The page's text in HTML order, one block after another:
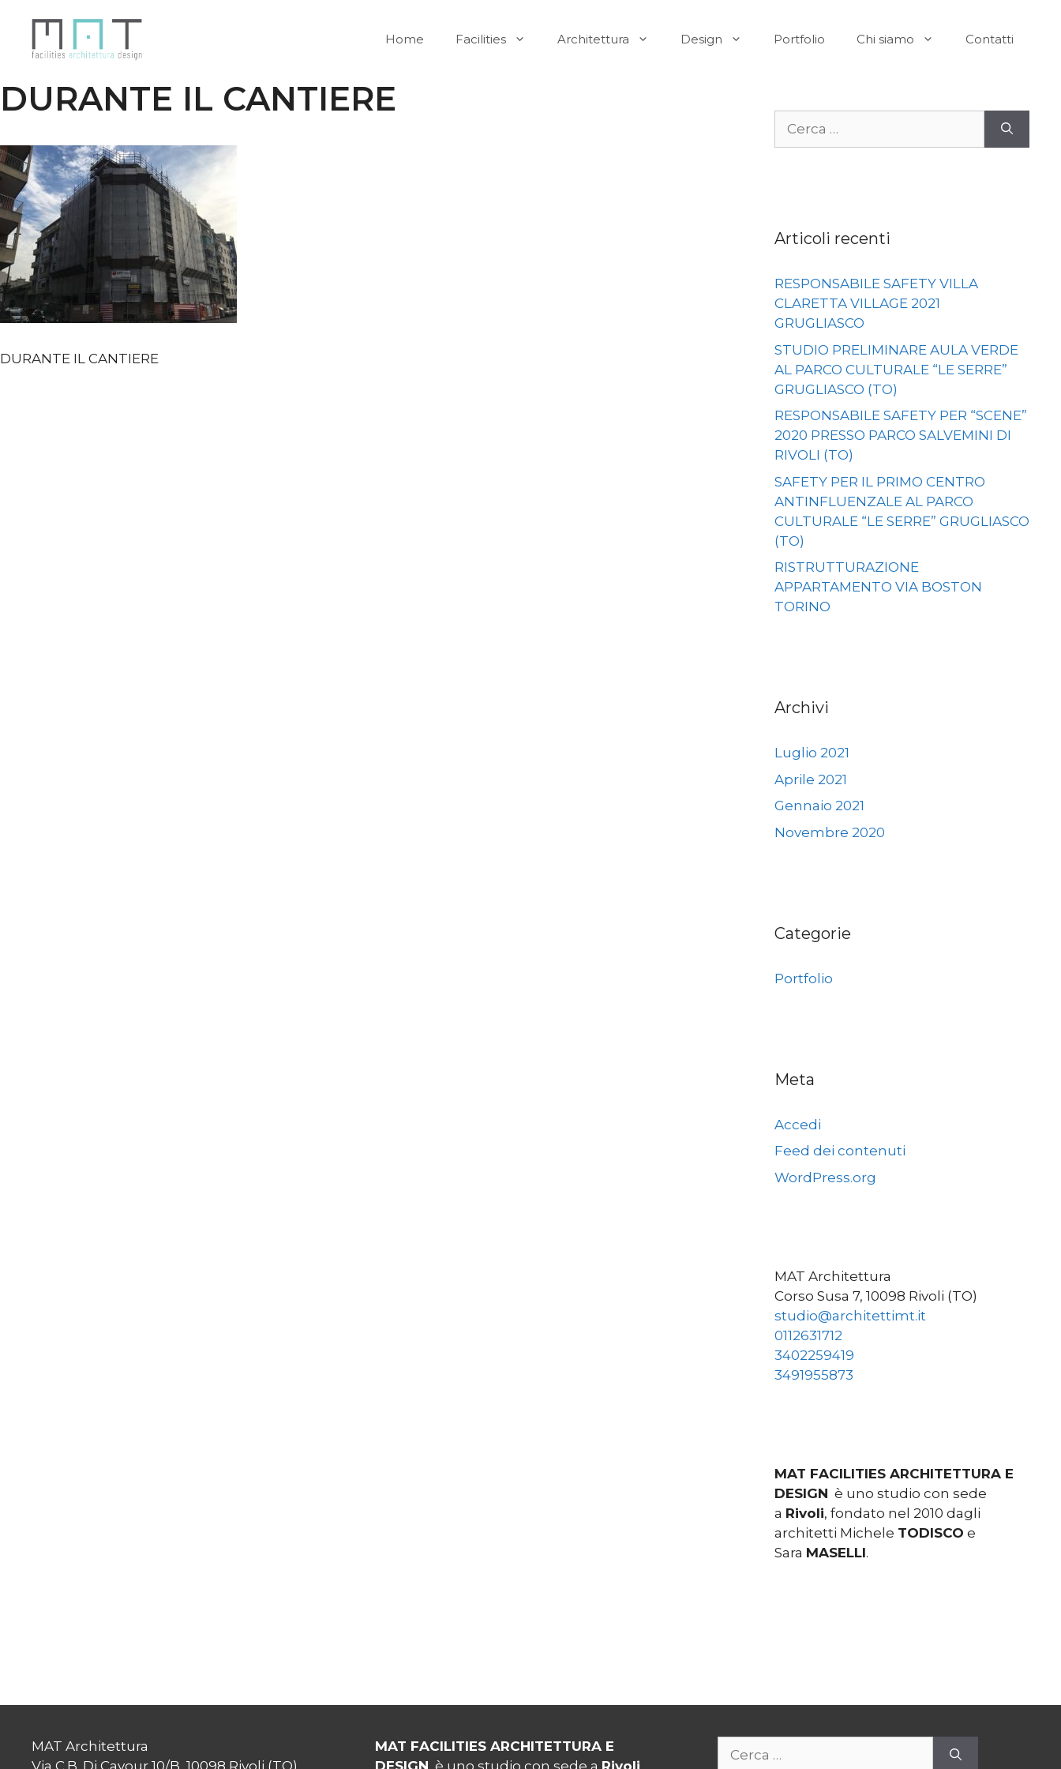
contenuto
Home Facilities Architettura Design Portfolio Chi siamo Contatti
DURANTE IL CANTIERE
DURANTE IL CANTIERE
Articoli recenti
RESPONSABILE SAFETY VILLA
CLARETTA VILLAGE 2021
GRUGLIASCO
STUDIO PRELIMINARE AULA VERDE
AL PARCO CULTURALE “LE SERRE”
GRUGLIASCO (TO)
RESPONSABILE SAFETY PER “SCENE”
2020 PRESSO PARCO SALVEMINI DI
RIVOLI (TO)
SAFETY PER IL PRIMO CENTRO
ANTINFLUENZALE AL PARCO
CULTURALE “LE SERRE” GRUGLIASCO
(TO)
RISTRUTTURAZIONE
APPARTAMENTO VIA BOSTON
TORINO
Archivi
Luglio 2021
Aprile 2021
Gennaio 2021
Novembre 2020
Categorie
Portfolio
Meta
Accedi
Feed dei contenuti
WordPress.org
MAT Architettura
Corso Susa 7, 10098 Rivoli (TO)
studio@architettimt.it
0112631712
3402259419
3491955873
MAT FACILITIES ARCHITETTURA E
DESIGN è uno studio con sede
a Rivoli, fondato nel 2010 dagli
architetti Michele TODISCO e
Sara MASELLI.
MAT Architettura
Via C.B. Di Cavour 10/B, 10098 Rivoli (TO)
MAT FACILITIES ARCHITETTURA E
DESIGN è uno studio con sede a Rivoli
per: